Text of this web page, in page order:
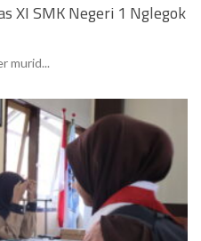
XI SMK Negeri 1 Nglegok
murid...